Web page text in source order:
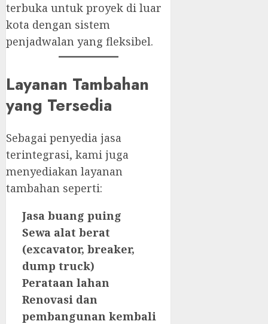
terbuka untuk proyek di luar
kota dengan sistem
penjadwalan yang fleksibel.
Layanan Tambahan
yang Tersedia
Sebagai penyedia jasa
terintegrasi, kami juga
menyediakan layanan
tambahan seperti:
Jasa buang puing
Sewa alat berat
(excavator, breaker,
dump truck)
Perataan lahan
Renovasi dan
pembangunan kembali